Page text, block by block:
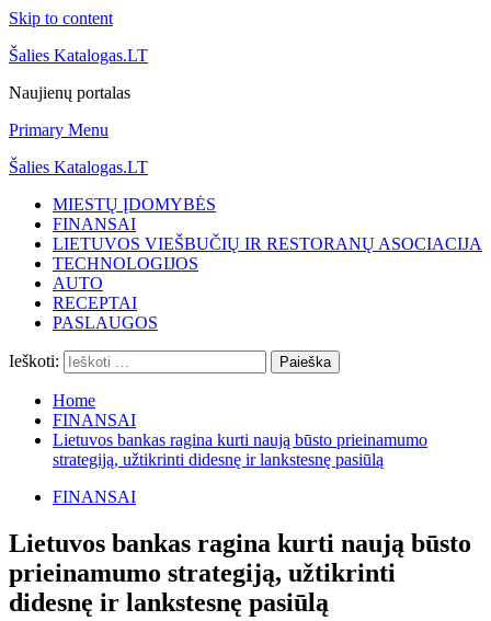
Skip to content
Šalies Katalogas.LT
Naujienų portalas
Primary Menu
Šalies Katalogas.LT
MIESTŲ ĮDOMYBĖS
FINANSAI
LIETUVOS VIEŠBUČIŲ IR RESTORANŲ ASOCIACIJA
TECHNOLOGIJOS
AUTO
RECEPTAI
PASLAUGOS
Ieškoti:
Home
FINANSAI
Lietuvos bankas ragina kurti naują būsto prieinamumo
strategiją, užtikrinti didesnę ir lankstesnę pasiūlą
FINANSAI
Lietuvos bankas ragina kurti naują būsto
prieinamumo strategiją, užtikrinti
didesnę ir lankstesnę pasiūlą